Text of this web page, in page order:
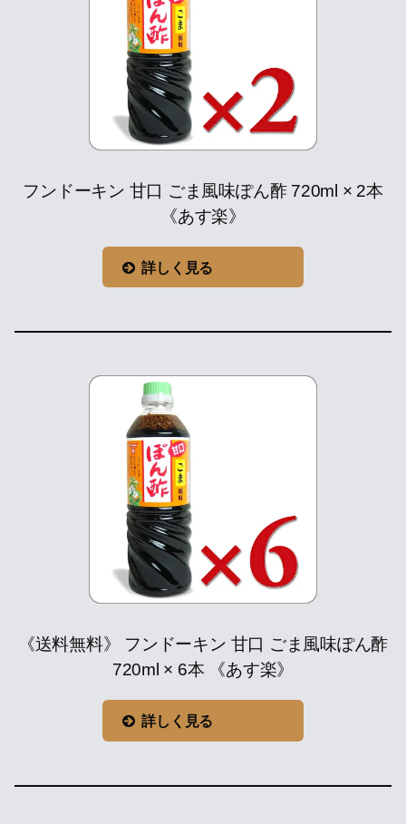
フンドーキン 甘口 ごま風味ぽん酢 720ml × 2本
《あす楽》
詳しく見る
《送料無料》 フンドーキン 甘口 ごま風味ぽん酢
720ml × 6本 《あす楽》
詳しく見る